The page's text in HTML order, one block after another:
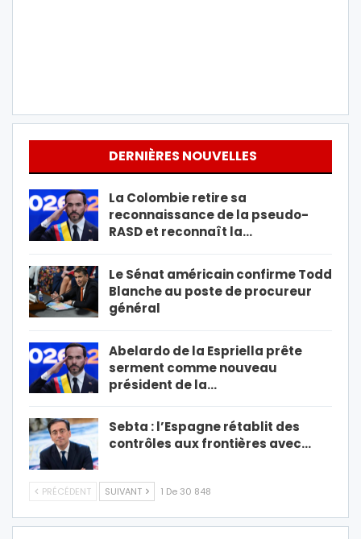
DERNIÈRES NOUVELLES
La Colombie retire sa
reconnaissance de la pseudo-
RASD et reconnaît la…
Le Sénat américain confirme Todd
Blanche au poste de procureur
général
Abelardo de la Espriella prête
serment comme nouveau
président de la…
Sebta : l’Espagne rétablit des
contrôles aux frontières avec…
PRÉCÉDENT SUIVANT 1 De 30 848